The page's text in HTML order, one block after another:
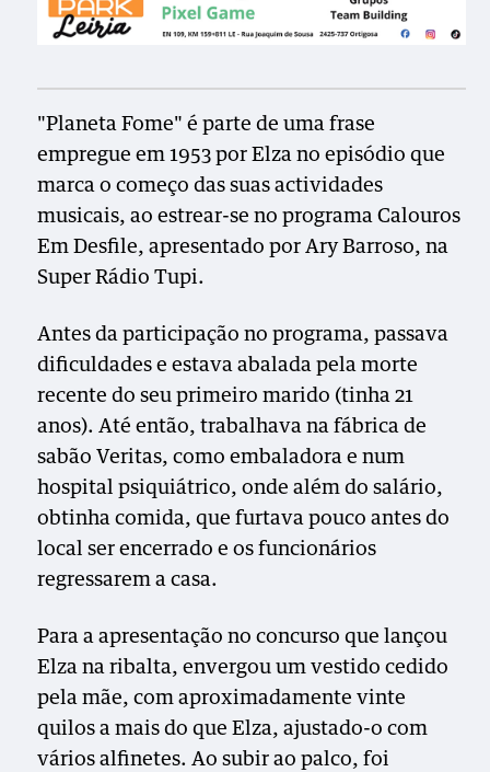
"Planeta Fome" é parte de uma frase
empregue em 1953 por Elza no episódio que
marca o começo das suas actividades
musicais, ao estrear-se no programa Calouros
Em Desfile, apresentado por Ary Barroso, na
Super Rádio Tupi.
Antes da participação no programa, passava
dificuldades e estava abalada pela morte
recente do seu primeiro marido (tinha 21
anos). Até então, trabalhava na fábrica de
sabão Veritas, como embaladora e num
hospital psiquiátrico, onde além do salário,
obtinha comida, que furtava pouco antes do
local ser encerrado e os funcionários
regressarem a casa.
Para a apresentação no concurso que lançou
Elza na ribalta, envergou um vestido cedido
pela mãe, com aproximadamente vinte
quilos a mais do que Elza, ajustado-o com
vários alfinetes. Ao subir ao palco, foi